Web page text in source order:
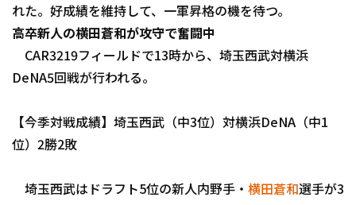
れた。好成績を維持して、一軍昇格の機を待つ。
高卒新人の横田蒼和が攻守で奮闘中
CAR3219フィールドで13時から、埼玉西武対横浜
DeNA5回戦が行われる。
【今季対戦成績】埼玉西武（中3位）対横浜DeNA（中1
位）2勝2敗
埼玉西武はドラフト5位の新人内野手・ 横田蒼和選手が3